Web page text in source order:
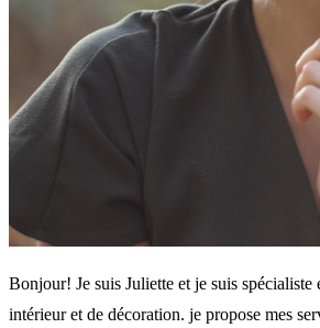
Bonjour! Je suis Juliette et je suis spécialiste
intérieur et de décoration. je propose mes